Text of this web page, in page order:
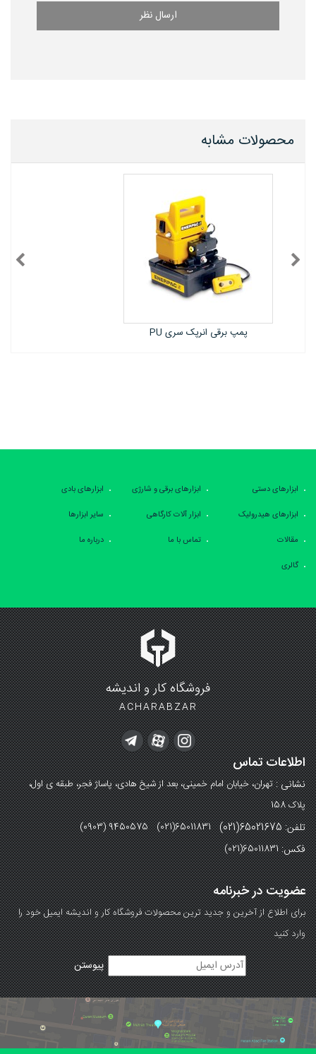
ارسال نظر
محصولات مشابه
پمپ هیدرولیک برقی انرپک سری XC
ابزارهای دستی ابزارهای برقی و شارژی
ابزارهای بادی
ابزارهای هیدرولیک
ابزار آلات کارگاهی
سایر ابزارها
مقالات
تماس با ما
درباره ما
گالری
فروشگاه کار و اندیشه
ACHARABZAR
اطلاعات تماس
نشانی :تهران، خیابان امام خمینی، بعد از شیخ هادی، پاساژ فجر، طبقه ی اول،
پلاک 158
تلفن: 65021675(021) (0903) 9450575 (021)65011831
فکس:(021)65011831
عضویت در خبرنامه
برای اطلاع از آخرین و جدید ترین محصولات فروشگاه کار و اندیشه ایمیل خود را
وارد کنید